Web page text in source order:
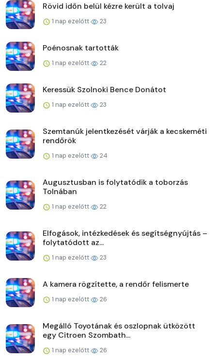
Rövid időn belül kézre került a tolvaj
1 nap ezelőtt 23
Poénosnak tartották
1 nap ezelőtt 22
Keressük Szolnoki Bence Donátot
1 nap ezelőtt 23
Szemtanúk jelentkezését várják a kecskeméti
rendőrök
1 nap ezelőtt 24
Augusztusban is folytatódik a toborzás
Tolnában
1 nap ezelőtt 22
Elfogások, intézkedések és segítségnyújtás –
folytatódott az...
1 nap ezelőtt 23
A kamera rögzítette, a rendőr felismerte
1 nap ezelőtt 26
Megálló Toyotának és oszlopnak ütközött
egy Citroen Szombath...
1 nap ezelőtt 26